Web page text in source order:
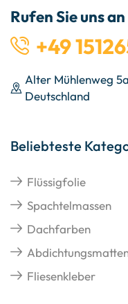
Rufen Sie uns an
+49
Alter Mühlenweg
Deutschland
Beliebteste
Flüssigfolie
Spachtelmassen
Dachfarben
Fliesenkleber